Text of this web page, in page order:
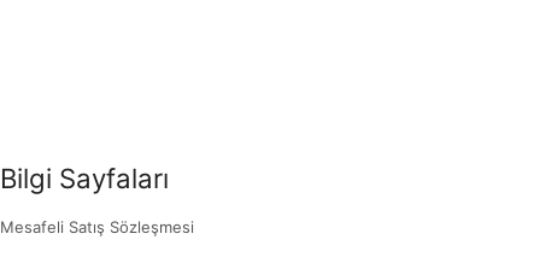
Bilgi Sayfaları
Mesafeli Satış Sözleşmesi